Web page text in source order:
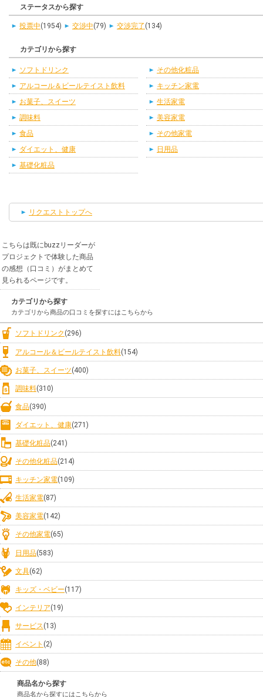
ステータスから探す
投票中(1954) 交渉中(79) 交渉完了 (134)
カテゴリから探す
ソフトドリンク
アルコール＆ビールテイスト飲料
お菓子、スイーツ
調味料
食品
ダイエット、健康
基礎化粧品
その他化粧品
キッチン家電
生活家電
美容家電
その他家電
日用品
リクエストトップへ
こちらは既にbuzzリーダーが
プロジェクトで体験した商品
の感想（口コミ）がまとめて
見られるページです。
カテゴリから探す
カテゴリから商品の口コミを探すにはこちらから
ソフトドリンク (296)
アルコール＆ビールテイスト飲料(154)
お菓子、スイーツ(400)
調味料(310)
食品(390)
ダイエット、健康(271)
基礎化粧品(241)
その他化粧品(214)
キッチン家電(109)
生活家電(87)
美容家電(142)
その他家電(65)
日用品(583)
文具(62)
キッズ・ベビー(117)
インテリア(19)
サービス(13)
イベント (2)
その他(88)
商品名から探す
商品名から探すにはこちらから